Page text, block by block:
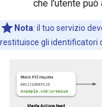
che l'utente può
Nota: il tuo servizio
restituisce gli identificatori